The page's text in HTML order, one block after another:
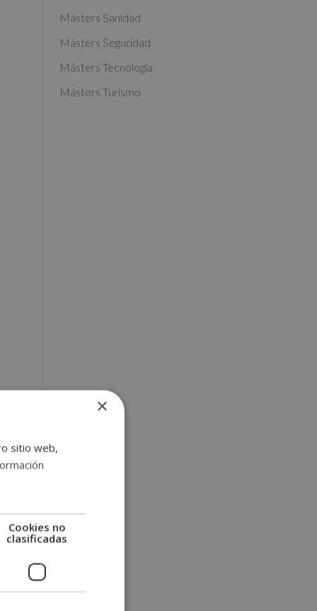
Másters Sanidad
Másters Seguridad
Másters Tecnología
Másters Turismo
×
sitio web,
Cookies no
clasificadas